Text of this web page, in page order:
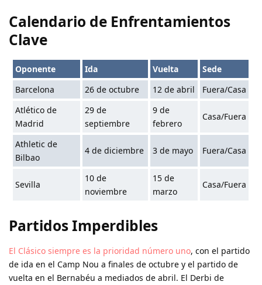
Calendario de Enfrentamientos
Clave
Oponente Ida Vuelta
Sede
Barcelona
26 de octubre 12 de abril
Fuera/Casa
Atlético de
Madrid
29 de
septiembre
9 de
febrero
Casa/Fuera
Athletic de
Bilbao
4 de diciembre 3 de mayo Fuera/Casa
Sevilla
10 de
noviembre
15 de
marzo
Casa/Fuera
Partidos Imperdibles
El Clásico siempre es la prioridad número uno, con el partido
de ida en el Camp Nou a finales de octubre y el partido de
vuelta en el Bernabéu a mediados de abril. El Derbi de